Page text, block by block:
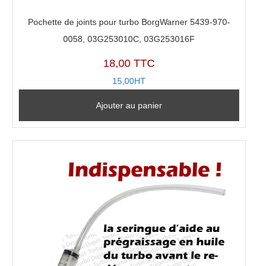
Pochette de joints pour turbo BorgWarner 5439-970-
0058, 03G253010C, 03G253016F
18,00 TTC
15,00HT
Ajouter au panier